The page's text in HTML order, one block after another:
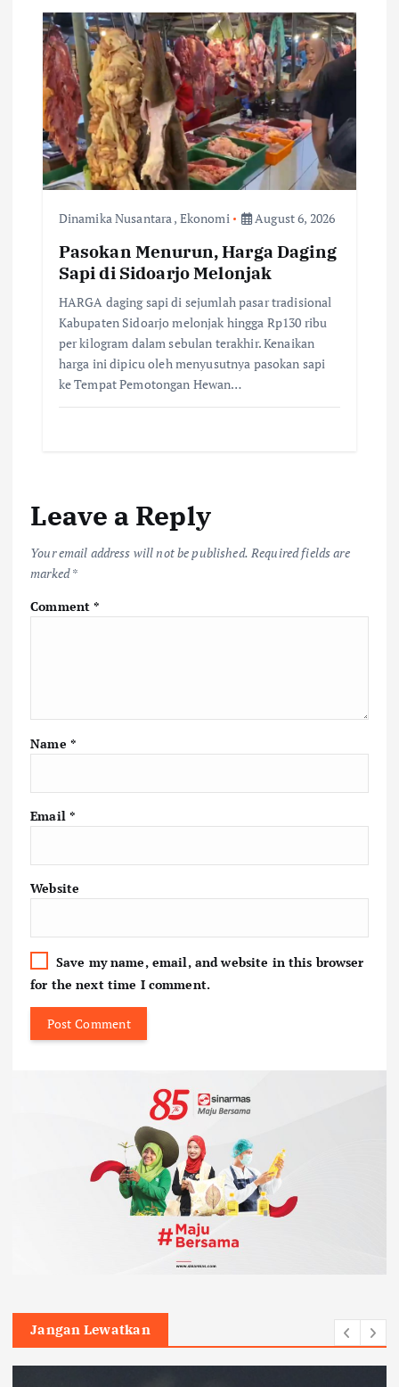
Dinamika Nusantara , Ekonomi August 6, 2026
Pasokan Menurun, Harga Daging
Sapi di Sidoarjo Melonjak
HARGA daging sapi di sejumlah pasar tradisional
Kabupaten Sidoarjo melonjak hingga Rp130 ribu
per kilogram dalam sebulan terakhir. Kenaikan
harga ini dipicu oleh menyusutnya pasokan sapi
ke Tempat Pemotongan Hewan…
Leave a Reply
Your email address will not be published. Required fields are
marked*
Comment*
Name *
Email *
Website
Save my name, email, and website in this browser
for the next time I comment.
Jangan Lewatkan